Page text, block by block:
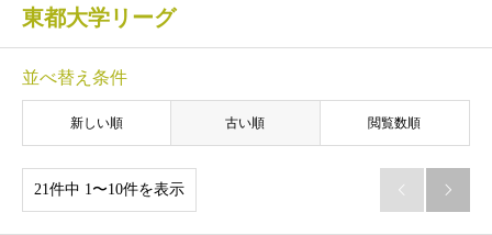
東都大学リーグ
並べ替え条件
新しい順 古い順 閲覧数順
21件中 1〜10件を表示  